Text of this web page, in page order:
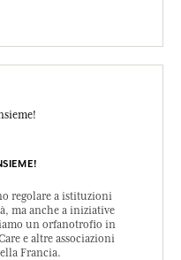
regolare a istituzioni
ma anche a iniziative
un orfanotrofio in
e altre associazioni
Francia.